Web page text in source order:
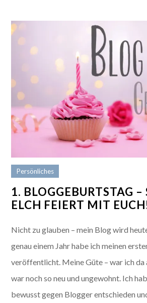
Persönliches
1. BLOGGEBURTSTAG –
ELCH FEIERT MIT
Nicht zu glauben – mein Blog wird
genau einem Jahr habe ich meinen
veröffentlicht. Meine Güte – war ich da
war noch so neu und ungewohnt. Ich
bewusst gegen Blogger entschieden